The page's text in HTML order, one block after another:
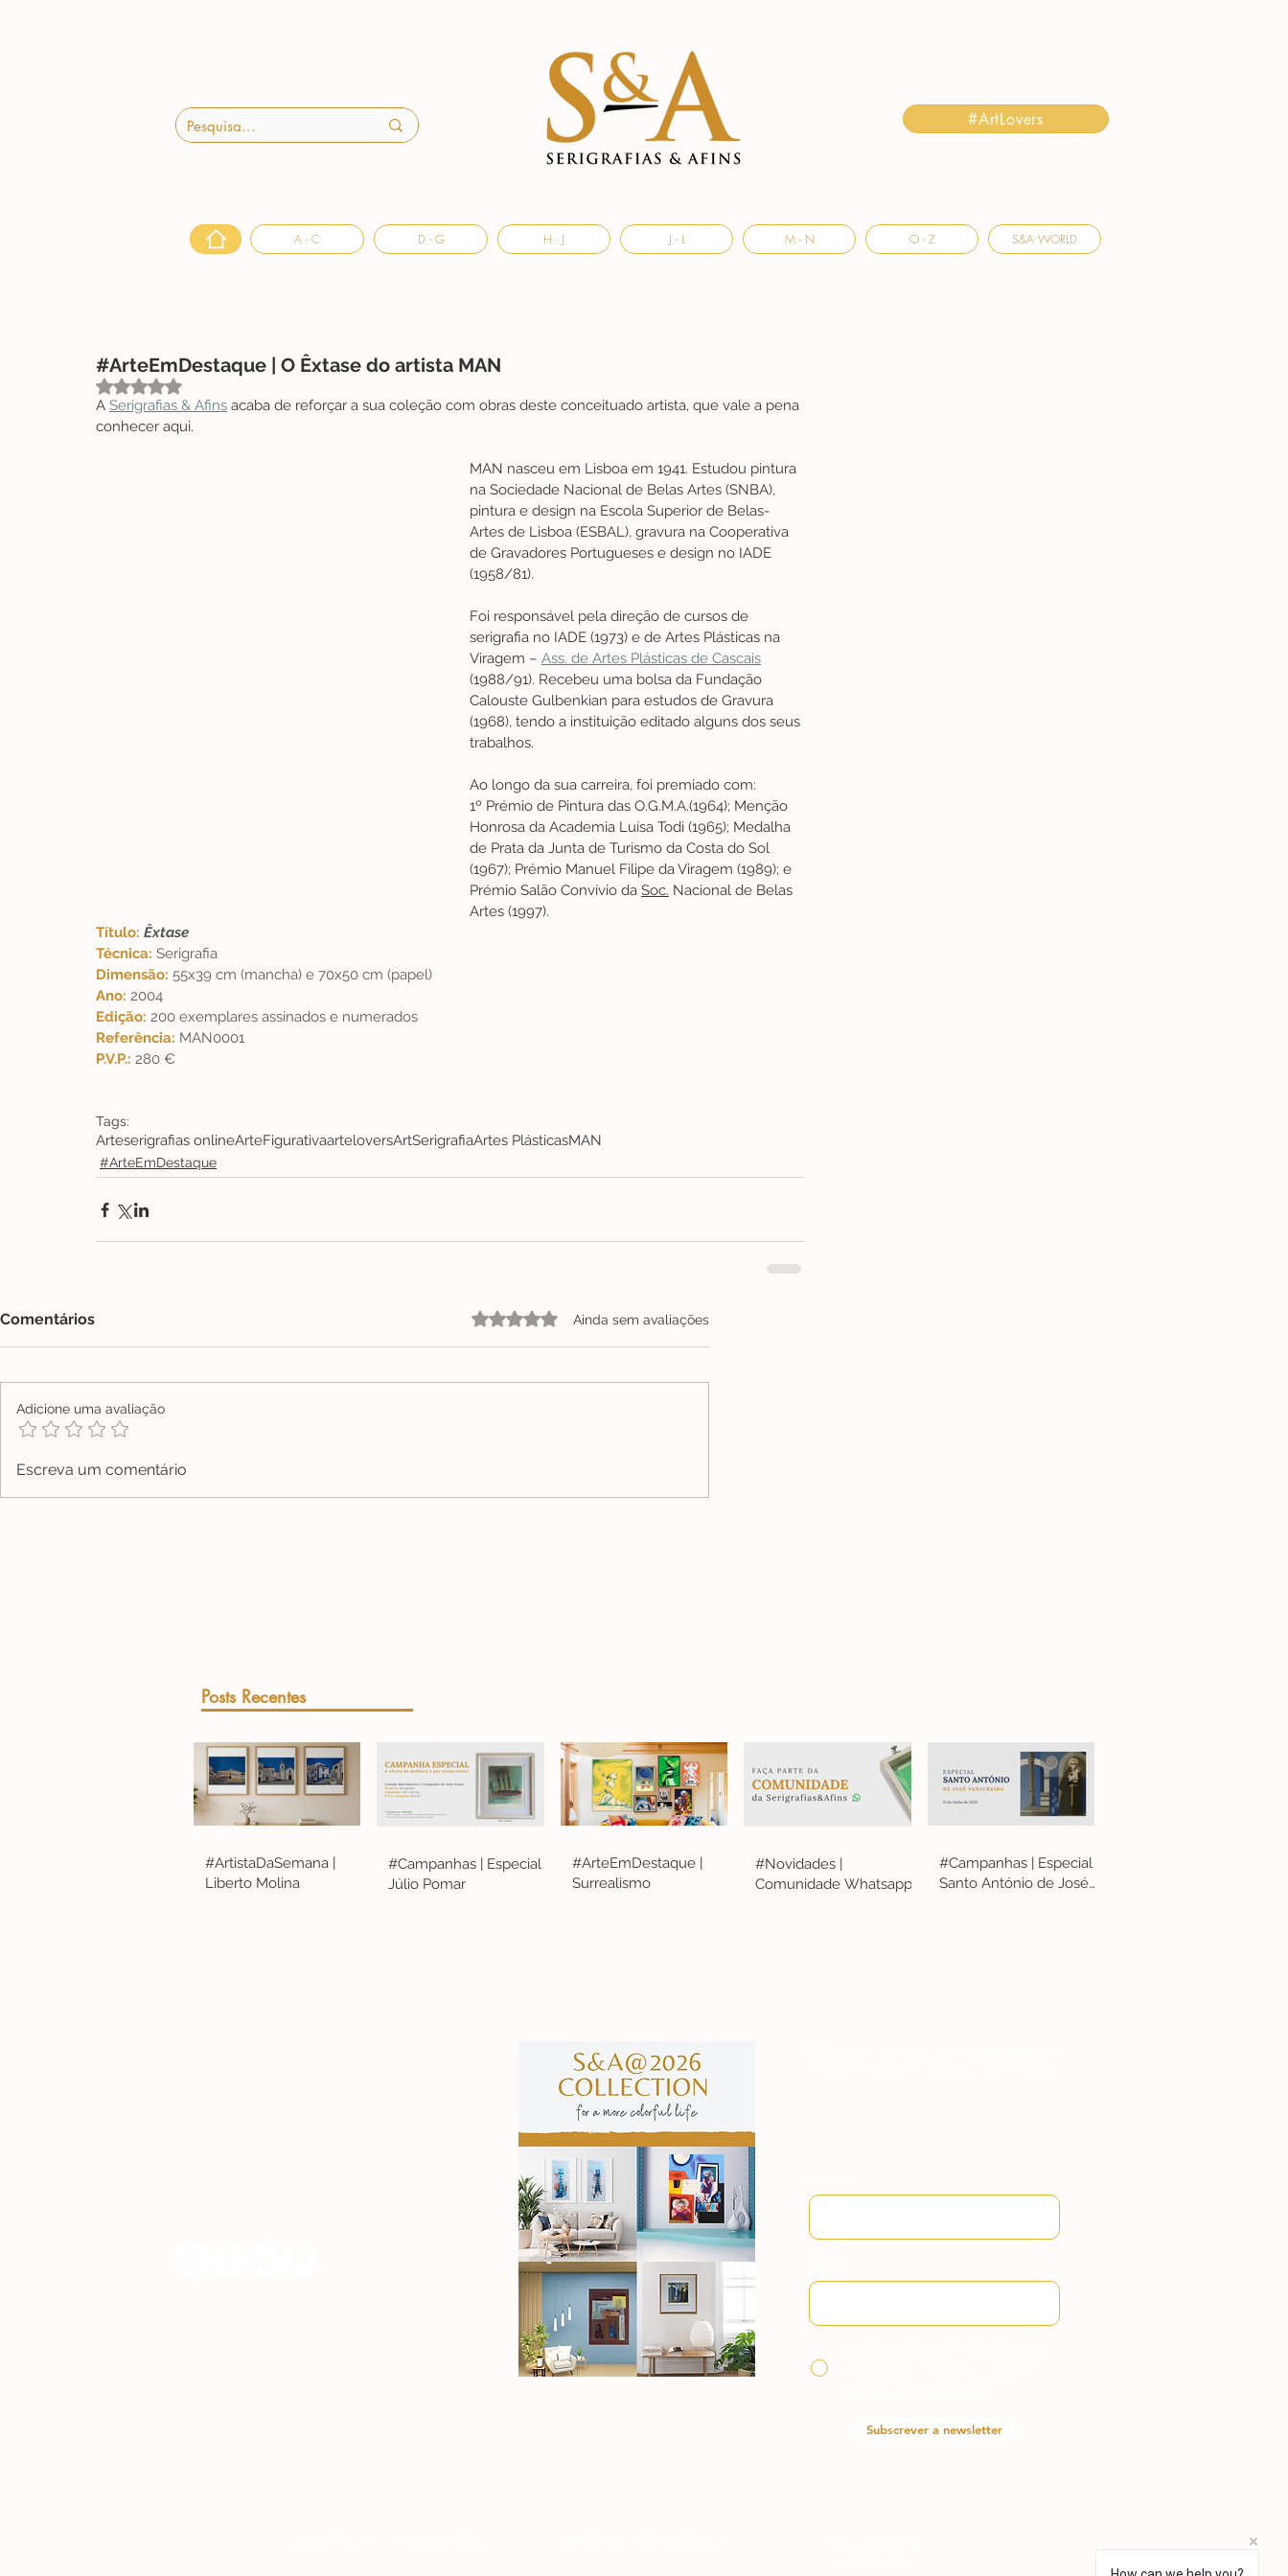
#ArtLovers
A - C D - G H - J J - L M - N O - Z S&A WORLD
#ArteEmDestaque | O Êxtase do artista MAN
Avaliado com NaN de 5 estrelas.
A Serigrafias & Afins acaba de reforçar a sua coleção com obras deste conceituado artista, que vale a pena
conhecer aqui.
MAN nasceu em Lisboa em 1941. Estudou pintura
na Sociedade Nacional de Belas Artes (SNBA),
pintura e design na Escola Superior de Belas-
Artes de Lisboa (ESBAL), gravura na Cooperativa
de Gravadores Portugueses e design no IADE
(1958/81).
Foi responsável pela direção de cursos de
serigrafia no IADE (1973) e de Artes Plásticas na
Viragem – Ass. de Artes Plásticas de Cascais
(1988/91). Recebeu uma bolsa da Fundação
Calouste Gulbenkian para estudos de Gravura
(1968), tendo a instituição editado alguns dos seus
trabalhos.
Ao longo da sua carreira, foi premiado com:
1º Prémio de Pintura das O.G.M.A.(1964); Menção
Honrosa da Academia Luísa Todi (1965); Medalha
de Prata da Junta de Turismo da Costa do Sol
(1967); Prémio Manuel Filipe da Viragem (1989); e
Prémio Salão Convívio da Soc. Nacional de Belas
Artes (1997).
Título: Êxtase
Técnica: Serigrafia
Dimensão: 55x39 cm (mancha) e 70x50 cm (papel)
Ano: 2004
Edição: 200 exemplares assinados e numerados
Referência: MAN0001
P.V.P.: 280 €
Tags:
Arteserigrafias onlineArteFigurativaarteloversArtSerigrafiaArtes PlásticasMAN
#ArteEmDestaque
Comentários Avaliado com 0 de 5 estrelas.
Ainda sem avaliações
Adicione uma avaliação
Escreva um comentário
Posts Recentes
#ArtistaDaSemana |
Liberto Molina
#Campanhas | Especial
Júlio Pomar
#ArteEmDestaque |
Surrealismo
#Novidades |
Comunidade Whatsapp
#Campanhas | Especial
Santo António de José
Subscrever a newsletter